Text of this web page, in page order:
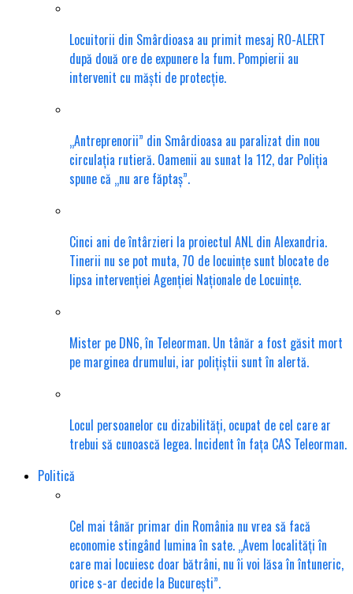
Locuitorii din Smârdioasa au primit mesaj RO-ALERT
după două ore de expunere la fum. Pompierii au
intervenit cu măști de protecție.
„Antreprenorii” din Smârdioasa au paralizat din nou
circulația rutieră. Oamenii au sunat la 112, dar Poliția
spune că „nu are făptaș”.
Cinci ani de întârzieri la proiectul ANL din Alexandria.
Tinerii nu se pot muta, 70 de locuințe sunt blocate de
lipsa intervenției Agenției Naționale de Locuințe.
Mister pe DN6, în Teleorman. Un tânăr a fost găsit mort
pe marginea drumului, iar polițiștii sunt în alertă.
Locul persoanelor cu dizabilități, ocupat de cel care ar
trebui să cunoască legea. Incident în fața CAS Teleorman.
Politică
Cel mai tânăr primar din România nu vrea să facă
economie stingând lumina în sate. „Avem localități în
care mai locuiesc doar bătrâni, nu îi voi lăsa în întuneric,
orice s-ar decide la București”.